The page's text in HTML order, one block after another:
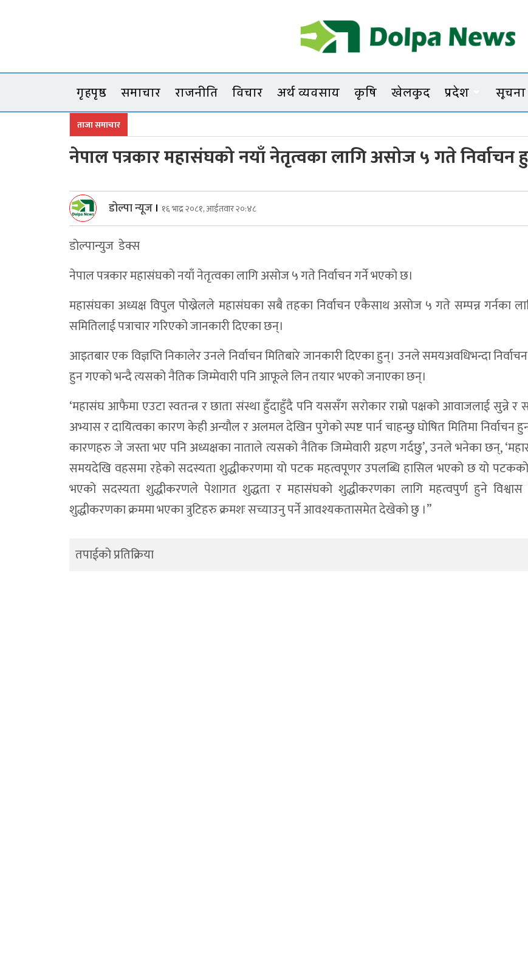
Dolpanews
गृहपृष्ठ समाचार राजनीति विचार अर्थ व्यवसाय कृषि खेलकुद प्रदेश सूचना
ताजा समाचार
नेपाल पत्रकार महासंघको नयाँ नेतृत्वका लागि असोज ५ गते निर्वाचन
डोल्पा न्यूज । १६ भाद्र २०८१, आईतवार २०:४८
डाेल्पान्युज डेक्स
नेपाल पत्रकार महासंघकाे नयाँ नेतृत्वका लागि असोज ५ गते निर्वाचन गर्ने भएको छ।
महासंघका अध्यक्ष विपुल पोख्रेलले महासंघका सबै तहका निर्वाचन एकैसाथ असोज ५ गते सम्पन्न गर्नका
समितिलाई पत्राचार गरिएको जानकारी दिएका छन्।
आइतबार एक विज्ञप्ति निकालेर उनले निर्वाचन मितिबारे जानकारी दिएका हुन्। उनले समयअवधिभन्दा
हुन गएको भन्दै त्यसको नैतिक जिम्मेवारी पनि आफूले लिन तयार भएको जनाएका छन्।
‘महासंघ आफैमा एउटा स्वतन्त्र र छाता संस्था हुँदाहुँदै पनि यससँग सरोकार राम्रो पक्षको आवाजलाई सुन्ने र
अभ्यास र दायित्वका कारण केही अन्यौल र अलमल देखिन पुगेको स्पष्ट पार्न चाहन्छु घोषित मितिमा निर्वाचन
कारणहरु जे जस्ता भए पनि अध्यक्षका नाताले त्यसको नैतिक जिम्मेवारी ग्रहण गर्दछु’, उनले भनेका छन्,
समयदेखि वहसमा रहेको सदस्यता शुद्धीकरणमा यो पटक महत्वपूणर उपलब्धि हासिल भएको छ यो पटकको
भएको सदस्यता शुद्धीकरणले पेशागत शुद्धता र महासंघको शुद्धीकरणका लागि महत्वपुर्ण हुने
शुद्धीकरणका क्रममा भएका त्रुटिहरु क्रमशः सच्याउनु पर्ने आवश्यकतासमेत देखेको छु ।”
तपाईको प्रतिक्रिया